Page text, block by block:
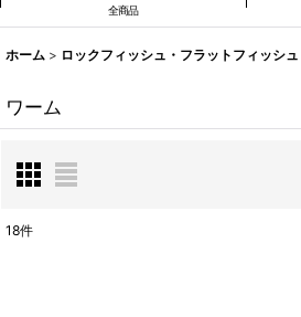
全商品
ホーム > ロックフィッシュ・フラットフィッシュ
ワーム
18件